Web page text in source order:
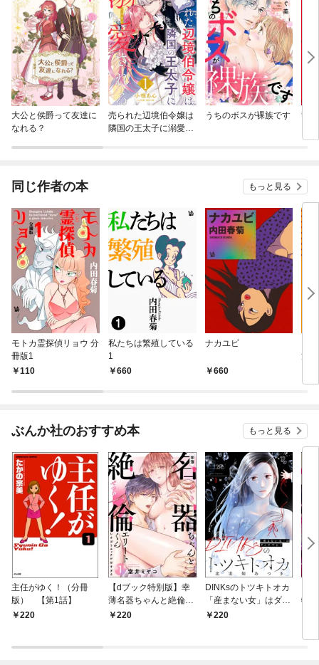
大公と侯爵って友達に
なれる？
売られた辺境伯令嬢は
隣国の王太子に溺愛さ
うちのボスが裸族です 警
同じ作者の本 もっと見る
モトカ霊探偵リョウ 分
冊版1
110
私たちは繁殖している
1
660
ナカユビ
660
篇
ぶんか社のおすすめ本 もっと見る
主任がゆく！（分冊
版） 【第1話】
220
【dブック特別版】幸
薄名器ちゃんと絶倫エ
リートくん むさぼりエ
220
DINKsのトツキトオカ
「産まない女」はダメ
ですか？（分冊版）
220
物
話】